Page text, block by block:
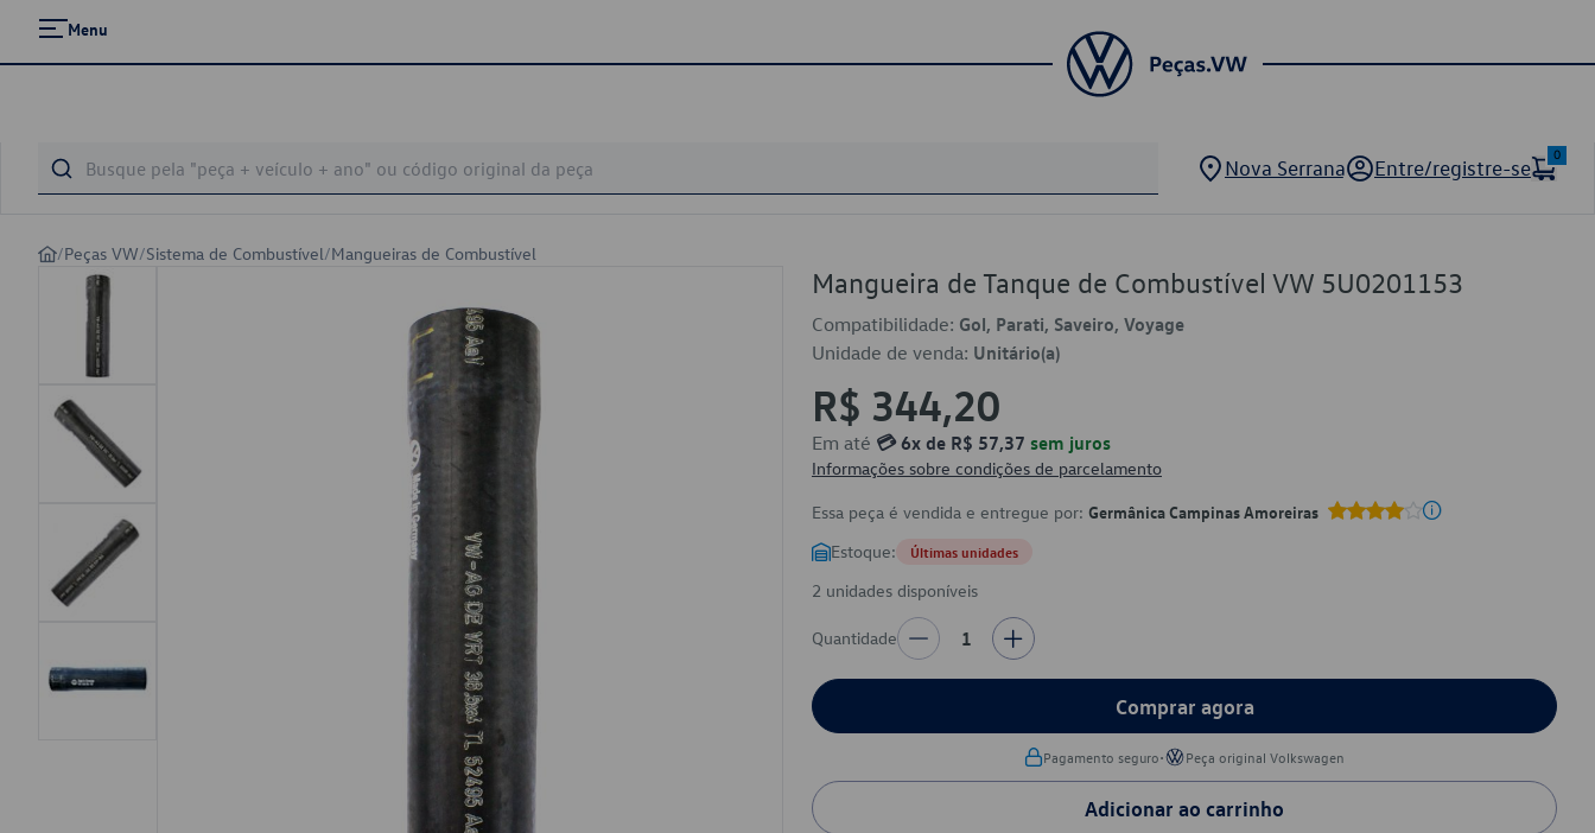
Menu
Nova Serrana Entre/registre-se
0
/Peças VW/Sistema de Combustível/Mangueiras de Combustível
Mangueira de Tanque de Combustível VW 5U0201153
Compatibilidade: Gol, Parati, Saveiro, Voyage
Unidade de venda: Unitário(a)
R$ 344,20
Em até 💳 6x de R$ 57,37 sem juros
Informações sobre condições de parcelamento
Essa peça é vendida e entregue por: Germânica Campinas Amoreiras
Estoque: Últimas unidades
2 unidades disponíveis
Quantidade 1
Comprar agora
Pagamento seguro• Peça original Volkswagen
Adicionar ao carrinho